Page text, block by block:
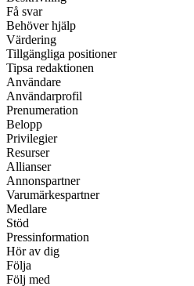
Få svar
Behöver hjälp
Värdering
Tillgängliga positioner
Tipsa redaktionen
Användare
Användarprofil
Prenumeration
Belopp
Privilegier
Resurser
Allianser
Annonspartner
Varumärkespartner
Medlare
Stöd
Pressinformation
Hör av dig
Följa
Följ med